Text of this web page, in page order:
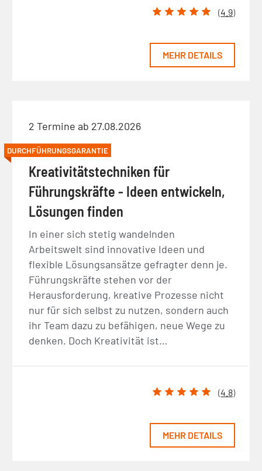
(4.9)
MEHR DETAILS
2 Termine ab 27.08.2026
DURCHFÜHRUNGSGARANTIE
Kreativitätstechniken für
Führungskräfte - Ideen entwickeln,
Lösungen finden
In einer sich stetig wandelnden
Arbeitswelt sind innovative Ideen und
flexible Lösungsansätze gefragter denn je.
Führungskräfte stehen vor der
Herausforderung, kreative Prozesse nicht
nur für sich selbst zu nutzen, sondern auch
ihr Team dazu zu befähigen, neue Wege zu
denken. Doch Kreativität ist…
(4.8)
MEHR DETAILS